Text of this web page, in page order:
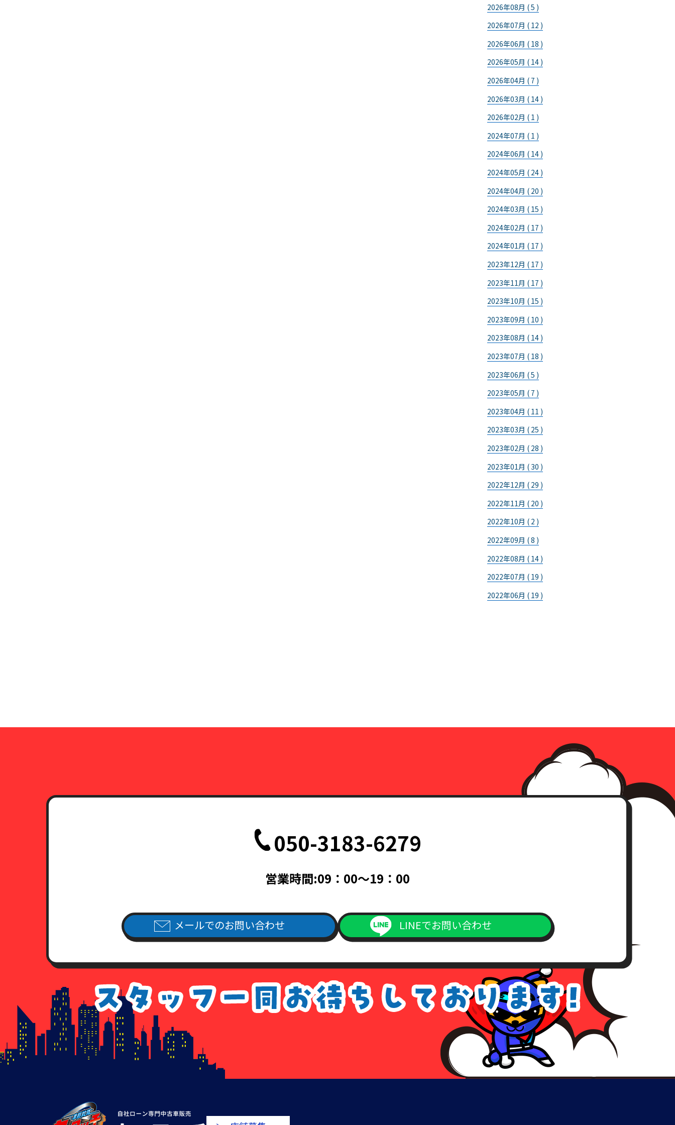
2026年08月 ( 5 )
2026年07月 ( 12 )
2026年06月 ( 18 )
2026年05月 ( 14 )
2026年04月 ( 7 )
2026年03月 ( 14 )
2026年02月 ( 1 )
2024年07月 ( 1 )
2024年06月 ( 14 )
2024年05月 ( 24 )
2024年04月 ( 20 )
2024年03月 ( 15 )
2024年02月 ( 17 )
2024年01月 ( 17 )
2023年12月 ( 17 )
2023年11月 ( 17 )
2023年10月 ( 15 )
2023年09月 ( 10 )
2023年08月 ( 14 )
2023年07月 ( 18 )
2023年06月 ( 5 )
2023年05月 ( 7 )
2023年04月 ( 11 )
2023年03月 ( 25 )
2023年02月 ( 28 )
2023年01月 ( 30 )
2022年12月 ( 29 )
2022年11月 ( 20 )
2022年10月 ( 2 )
2022年09月 ( 8 )
2022年08月 ( 14 )
2022年07月 ( 19 )
2022年06月 ( 19 )
050-3183-6279
営業時間:09：00～19：00
メールでのお問い合わせ LINEでお問い合わせ